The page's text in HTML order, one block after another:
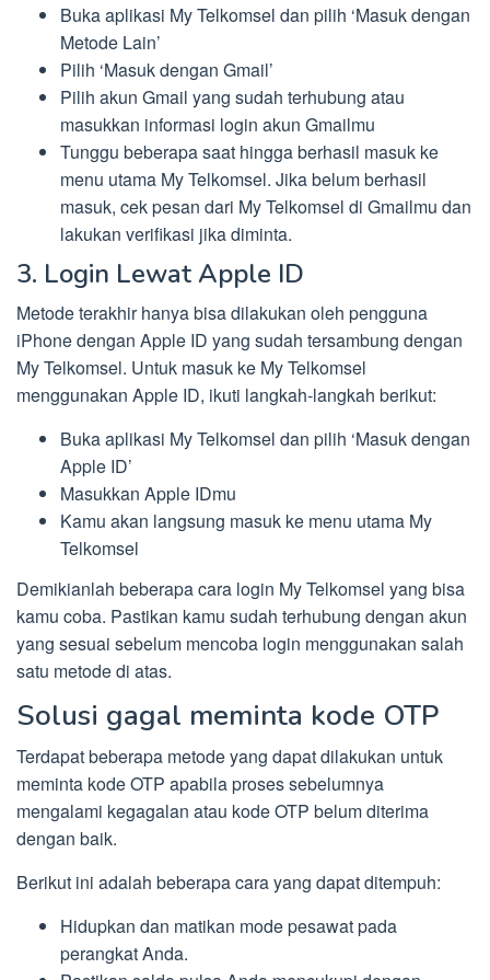
Buka aplikasi My Telkomsel dan pilih ‘Masuk dengan
Metode Lain’
Pilih ‘Masuk dengan Gmail’
Pilih akun Gmail yang sudah terhubung atau
masukkan informasi login akun Gmailmu
Tunggu beberapa saat hingga berhasil masuk ke
menu utama My Telkomsel. Jika belum berhasil
masuk, cek pesan dari My Telkomsel di Gmailmu dan
lakukan verifikasi jika diminta.
3. Login Lewat Apple ID
Metode terakhir hanya bisa dilakukan oleh pengguna
iPhone dengan Apple ID yang sudah tersambung dengan
My Telkomsel. Untuk masuk ke My Telkomsel
menggunakan Apple ID, ikuti langkah-langkah berikut:
Buka aplikasi My Telkomsel dan pilih ‘Masuk dengan
Apple ID’
Masukkan Apple IDmu
Kamu akan langsung masuk ke menu utama My
Telkomsel
Demikianlah beberapa cara login My Telkomsel yang bisa
kamu coba. Pastikan kamu sudah terhubung dengan akun
yang sesuai sebelum mencoba login menggunakan salah
satu metode di atas.
Solusi gagal meminta kode OTP
Terdapat beberapa metode yang dapat dilakukan untuk
meminta kode OTP apabila proses sebelumnya
mengalami kegagalan atau kode OTP belum diterima
dengan baik.
Berikut ini adalah beberapa cara yang dapat ditempuh:
Hidupkan dan matikan mode pesawat pada
perangkat Anda.